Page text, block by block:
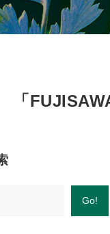
「
Go!